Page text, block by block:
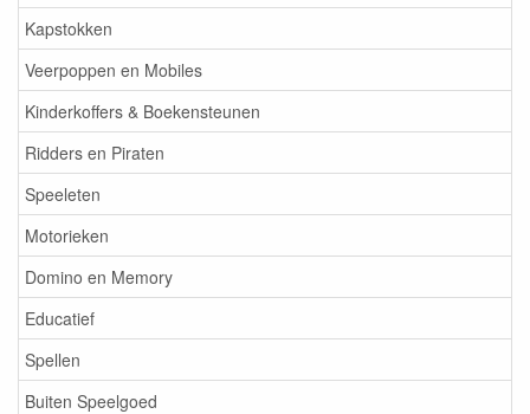
Kapstokken
Veerpoppen en Mobiles
Kinderkoffers & Boekensteunen
Ridders en Piraten
Speeleten
Motorieken
Domino en Memory
Educatief
Spellen
Buiten Speelgoed